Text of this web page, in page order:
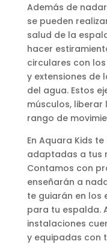
Además de
se pueden
salud de la
hacer
circulares con
y extensiones de
del agua. Estos
músculos, liberar
rango de
En Aquara Kids
adaptadas a tus
Contamos con
enseñarán a
te guiarán en los
para tu espalda.
instalaciones
y equipadas con